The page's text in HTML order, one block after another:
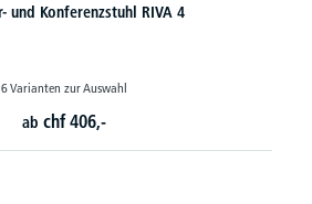
Besucherstuhl FLORA II - Echt-/